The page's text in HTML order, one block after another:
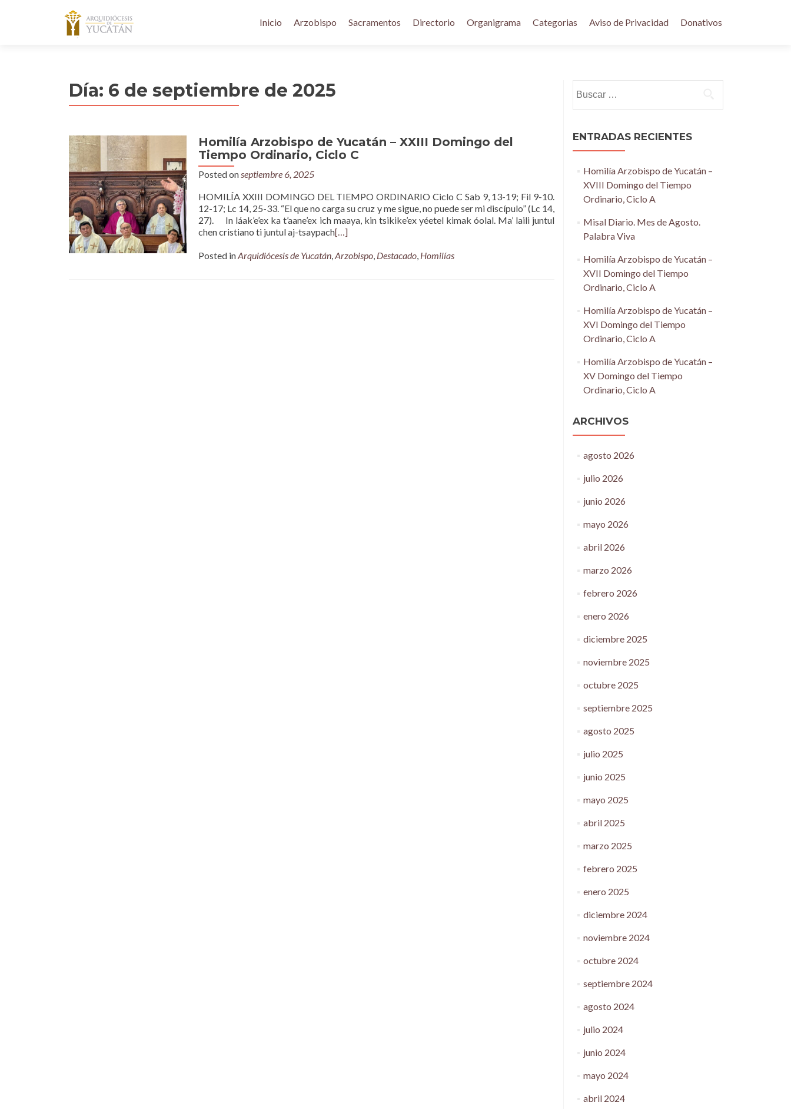
Inicio Arzobispo Sacramentos Directorio Organigrama Categorias Aviso de Privacidad Donativos
Día: 6 de septiembre de 2025
Homilía Arzobispo de Yucatán – XXIII Domingo del
Tiempo Ordinario, Ciclo C
Posted onseptiembre 6, 2025
HOMILÍA XXIII DOMINGO DEL TIEMPO ORDINARIO Ciclo C Sab 9, 13-19; Fil 9-10.
12-17; Lc 14, 25-33. “El que no carga su cruz y me sigue, no puede ser mi discípulo” (Lc 14,
27). In láak’e’ex ka t’aane’ex ich maaya, kin tsikike’ex yéetel kimak óolal. Ma’ laili juntul
chen cristiano ti juntul aj-tsaypach[…]
Posted inArquidiócesis de Yucatán,Arzobispo, Destacado, Homilías
ENTRADAS RECIENTES
Homilía Arzobispo de Yucatán –
XVIII Domingo del Tiempo
Ordinario, Ciclo A
Misal Diario. Mes de Agosto.
Palabra Viva
Homilía Arzobispo de Yucatán –
XVII Domingo del Tiempo
Ordinario, Ciclo A
Homilía Arzobispo de Yucatán –
XVI Domingo del Tiempo
Ordinario, Ciclo A
Homilía Arzobispo de Yucatán –
XV Domingo del Tiempo
Ordinario, Ciclo A
ARCHIVOS
agosto 2026
julio 2026
junio 2026
mayo 2026
abril 2026
marzo 2026
febrero 2026
enero 2026
diciembre 2025
noviembre 2025
octubre 2025
septiembre 2025
agosto 2025
julio 2025
junio 2025
mayo 2025
abril 2025
marzo 2025
febrero 2025
enero 2025
diciembre 2024
noviembre 2024
octubre 2024
septiembre 2024
agosto 2024
julio 2024
junio 2024
mayo 2024
abril 2024